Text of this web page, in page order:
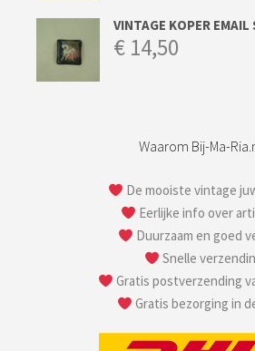
VINTAGE KOPER EMAIL
€ 14,50
Waarom Bij-Ma-
De mooiste vintage
Eerlijke info over
Duurzaam en goed
Snelle
Gratis postverzending
Gratis bezorging in